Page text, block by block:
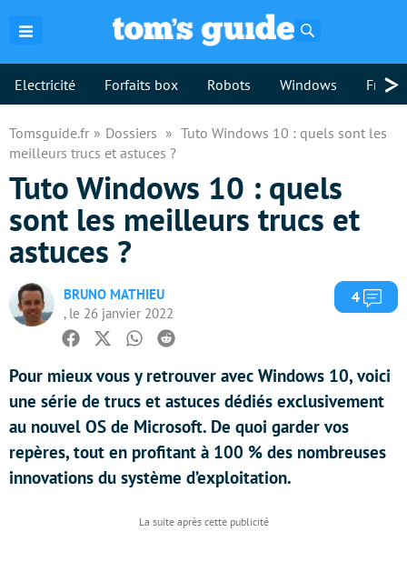
Electricité Forfaits box Robots Windows >
Tomsguide.fr Dossiers
Tuto Windows 10 : quels sont les
meilleurs trucs et astuces ?
Tuto Windows 10 : quels
sont les meilleurs trucs et
astuces ?
BRUNO MATHIEU
, le 26 janvier 2022
4
Facebook
TwitterWhatsapp
Reddit
Pour mieux vous y retrouver avec Windows 10, voici
une série de trucs et astuces dédiés exclusivement
au nouvel OS de Microsoft. De quoi garder vos
repères, tout en profitant à 100 % des nombreuses
innovations du système d’exploitation.